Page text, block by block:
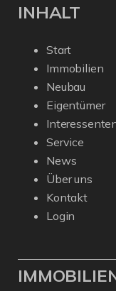
INHALT
Start
Immobilien
Neubau
Eigentümer
Service
News
Über uns
Kontakt
Login